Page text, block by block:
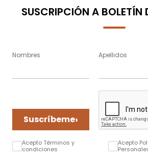
SUSCRIPCIÓN A BOLETÍN
Nombres Apellidos
Suscríbeme›
Acepto Términos y
condiciones
Acepto